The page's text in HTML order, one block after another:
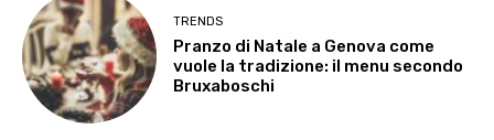
TRENDS
Pranzo di Natale a Genova come
vuole la tradizione: il menu secondo
Bruxaboschi